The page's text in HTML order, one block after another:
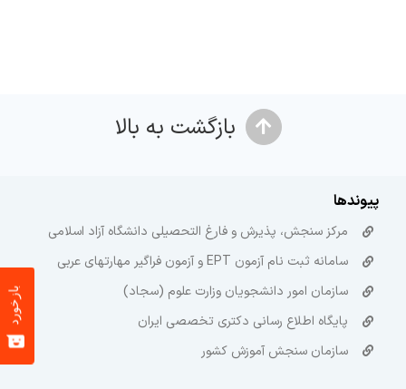
بازگشت به بالا
پیوندها
مرکز سنجش، پذیرش و فارغ التحصیلی دانشگاه آزاد اسلامی
سامانه ثبت نام آزمون EPT و آزمون فراگیر مهارتهای عربی
سازمان امور دانشجویان وزارت علوم (سجاد)
پایگاه اطلاع رسانی دکتری تخصصی ایران
سازمان سنجش آموزش کشور
بازخورد